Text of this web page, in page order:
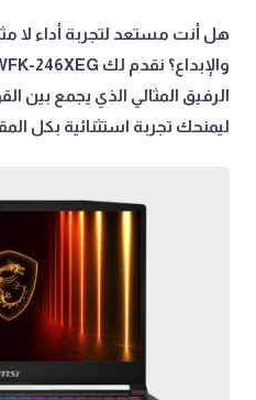
هل أنت مستعد لتجربة أداء لا
الرفيق المثالي الذي يجمع بين
ليمنحك تجربة استثنائية بكل